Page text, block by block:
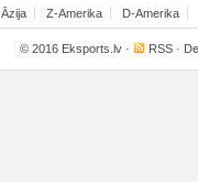
Āzija Z-Amerika D-Amerika
© 2016 Eksports.lv · RSS ·